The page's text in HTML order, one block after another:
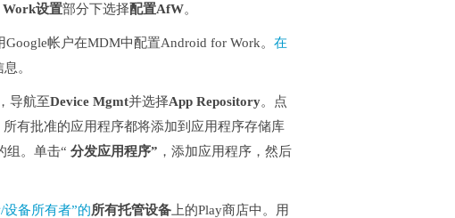
设置部分下选择配置AfW。
帐户在MDM中配置Android for Work。 在
。
导航至Device Mgmt并选择App Repository。点
所有批准的应用程序都将添加到应用程序存储库
组。单击“ 分发应用程序” ，添加应用程序，然后
备所有者”的所有托管设备 上的Play商店中。用